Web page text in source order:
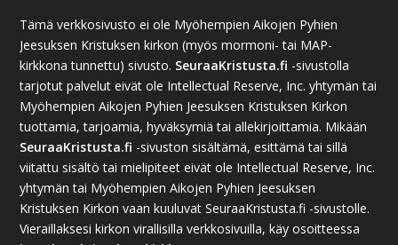
Tämä verkkosivusto ei ole Myöhempien Aikojen Pyhien
Jeesuksen Kristuksen kirkon (myös mormoni- tai MAP-
kirkkona tunnettu) sivusto. SeuraaKristusta.fi -sivustolla
tarjotut palvelut eivät ole Intellectual Reserve, Inc. yhtymän tai
Myöhempien Aikojen Pyhien Jeesuksen Kristuksen Kirkon
tuottamia, tarjoamia, hyväksymiä tai allekirjoittamia. Mikään
SeuraaKristusta.fi -sivuston sisältämä, esittämä tai sillä
viitattu sisältö tai mielipiteet eivät ole Intellectual Reserve, Inc.
yhtymän tai Myöhempien Aikojen Pyhien Jeesuksen
Kristuksen Kirkon vaan kuuluvat SeuraaKristusta.fi -sivustolle.
Vieraillaksesi kirkon virallisilla verkkosivuilla, käy osoitteessa